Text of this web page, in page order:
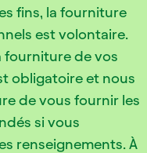
fins, la fourniture
est volontaire.
fourniture de vos
obligatoire et nous
de vous fournir les
si vous
renseignements. À